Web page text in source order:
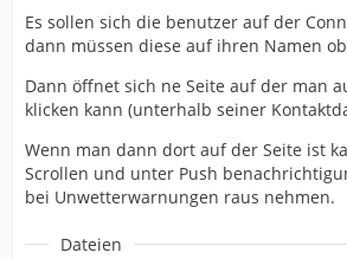
Es sollen sich die benutzer auf der
dann müssen diese auf ihren Namen
Dann öffnet sich ne Seite auf der man
klicken kann (unterhalb seiner
Wenn man dann dort auf der Seite ist
Scrollen und unter Push
bei Unwetterwarnungen raus nehmen.
Dateien